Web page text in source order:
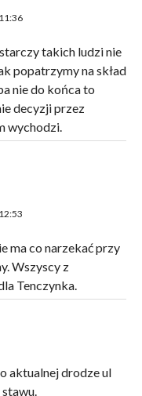
takich ludzi nie
popatrzymy na skład
nie do końca to
decyzji przez
wychodzi.
ma co narzekać przy
Wszyscy z
Tenczynka.
aktualnej drodze ul